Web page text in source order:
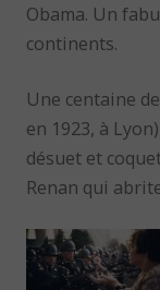
Obama. Un
continents.
Une centaine
en 1923, à
désuet et
Renan qui